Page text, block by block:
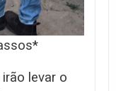
levar o